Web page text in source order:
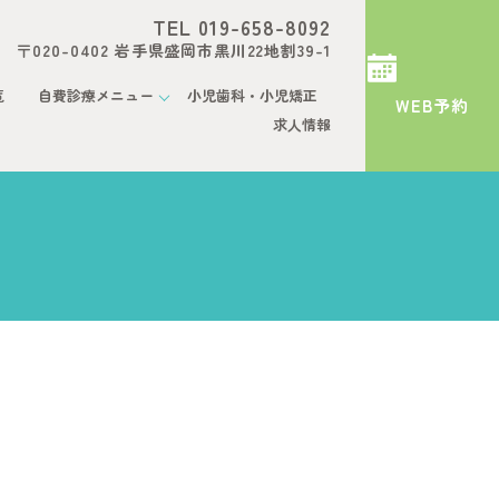
WEB予約
自費診療メニュー
小児歯科・小児矯正
求人情報
TEL 019-658-8092
〒020-0402 岩手県盛岡市黒川22地割39-1